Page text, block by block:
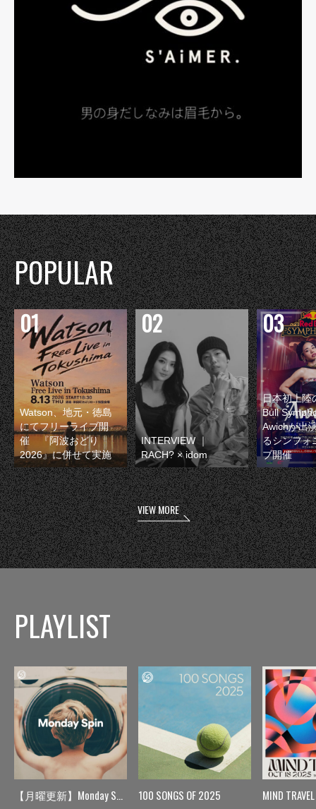
POPULAR
Watson、地元・徳島
にてフリーライブ開
催 『阿波おどり
2026』に併せて実施
INTERVIEW ｜
RACH? × idom
日本初上陸
Bull
Awichが出
るシンフォ
ブ開催
VIEW MORE
PLAYLIST
【月曜更新】Monday Spin 100 SONGS OF 2025 MIND TRAVEL